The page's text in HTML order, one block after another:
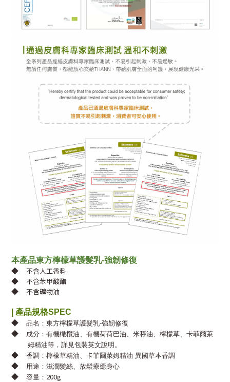
本產品東方檸檬草護髮乳-強韌修復
◆ 不含人工香料
◆ 不含苯甲酸酯
◆ 不含礦物油
產品規格SPEC
◆ 品名：東方檸檬草護髮乳-強韌修復
◆ 成分： 有機橄欖油、有機荷荷巴油、米稃油、檸檬草、卡菲爾萊
姆精油等，詳見包裝英文說明。
◆ 香調：檸檬草精油、卡菲爾萊姆精油 異國草本香調
◆ 用途：滋潤髮絲、放鬆療癒身心
◆ 容量： 200g